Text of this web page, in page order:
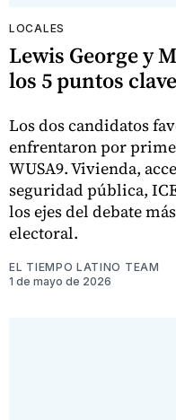
LOCALES
Lewis George y
los 5 puntos
Los dos candidatos
enfrentaron por
WUSA9. Vivienda,
seguridad pública,
los ejes del debate
electoral.
EL TIEMPO LATINO TEAM
1 de mayo de 2026